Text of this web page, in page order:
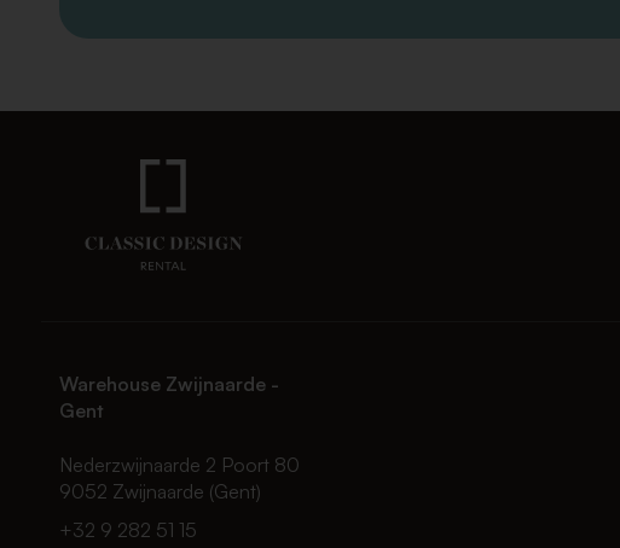
Warehouse Zwijnaarde -
Gent
Nederzwijnaarde 2 Poort 80
9052 Zwijnaarde (Gent)
+32 9 282 51 15